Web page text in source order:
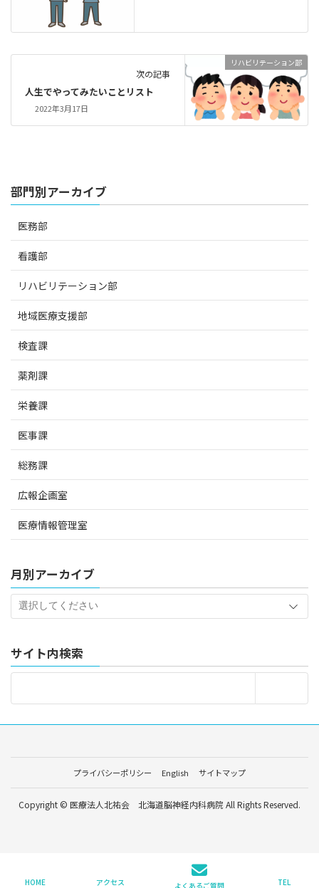
リハビリテーション部
次の記事
人生でやってみたいことリスト
2022年3月17日
部門別アーカイブ
医務部
看護部
リハビリテーション部
地域医療支援部
検査課
薬剤課
栄養課
医事課
総務課
広報企画室
医療情報管理室
月別アーカイブ
サイト内検索
プライバシーポリシー English サイトマップ
Copyright © 医療法人北祐会 北海道脳神経内科病院 All Rights Reserved.
HOME アクセス よくあるご質問 TEL